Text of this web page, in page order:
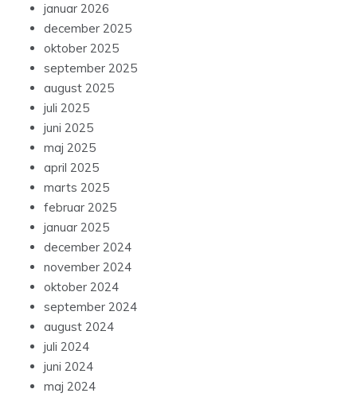
januar 2026
december 2025
oktober 2025
september 2025
august 2025
juli 2025
juni 2025
maj 2025
april 2025
marts 2025
februar 2025
januar 2025
december 2024
november 2024
oktober 2024
september 2024
august 2024
juli 2024
juni 2024
maj 2024